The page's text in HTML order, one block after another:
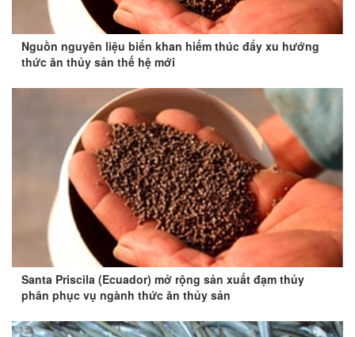
Nguồn nguyên liệu biển khan hiếm thúc đẩy xu hướng
thức ăn thủy sản thế hệ mới
Santa Priscila (Ecuador) mở rộng sản xuất đạm thủy
phân phục vụ ngành thức ăn thủy sản